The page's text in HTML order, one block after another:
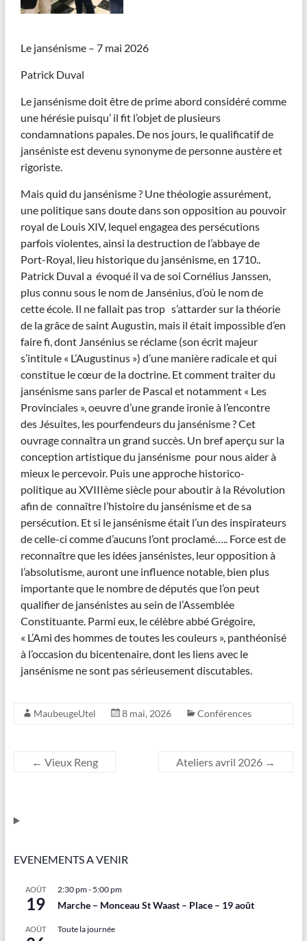
Le jansénisme – 7 mai 2026
Patrick Duval
Le jansénisme doit être de prime abord considéré comme
une hérésie puisqu’ il fit l’objet de plusieurs
condamnations papales. De nos jours, le qualificatif de
janséniste est devenu synonyme de personne austère et
rigoriste.
Mais quid du jansénisme ? Une théologie assurément,
une politique sans doute dans son opposition au pouvoir
royal de Louis XIV, lequel engagea des persécutions
parfois violentes, ainsi la destruction de l’abbaye de
Port-Royal, lieu historique du jansénisme, en 1710..
Patrick Duval a évoqué il va de soi Cornélius Janssen,
plus connu sous le nom de Jansénius, d’où le nom de
cette école. Il ne fallait pas trop s’attarder sur la théorie
de la grâce de saint Augustin, mais il était impossible d’en
faire fi, dont Jansénius se réclame (son écrit majeur
s’intitule « L’Augustinus ») d’une manière radicale et qui
constitue le cœur de la doctrine. Et comment traiter du
jansénisme sans parler de Pascal et notamment « Les
Provinciales », oeuvre d’une grande ironie à l’encontre
des Jésuites, les pourfendeurs du jansénisme ? Cet
ouvrage connaîtra un grand succès. Un bref aperçu sur la
conception artistique du jansénisme pour nous aider à
mieux le percevoir. Puis une approche historico-
politique au XVIIIème siècle pour aboutir à la Révolution
afin de connaître l’histoire du jansénisme et de sa
persécution. Et si le jansénisme était l’un des inspirateurs
de celle-ci comme d’aucuns l’ont proclamé….. Force est de
reconnaître que les idées jansénistes, leur opposition à
l’absolutisme, auront une influence notable, bien plus
importante que le nombre de députés que l’on peut
qualifier de jansénistes au sein de l’Assemblée
Constituante. Parmi eux, le célèbre abbé Grégoire,
« L’Ami des hommes de toutes les couleurs », panthéonisé
à l’occasion du bicentenaire, dont les liens avec le
jansénisme ne sont pas sérieusement discutables.
MaubeugeUtel 8 mai, 2026 Conférences
← Vieux Reng Ateliers avril 2026 →
EVENEMENTS A VENIR
AOÛT
19
2:30 pm- 5:00 pm
Marche – Monceau St Waast – Place – 19 août
AOÛT Toute la journée